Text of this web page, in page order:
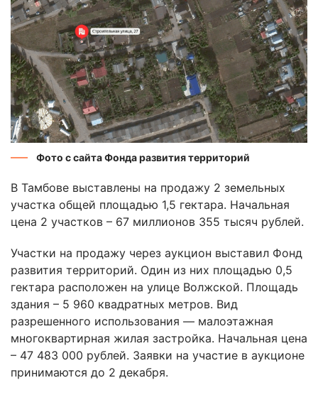
Фото с сайта Фонда развития территорий
В Тамбове выставлены на продажу 2 земельных
участка общей площадью 1,5 гектара. Начальная
цена 2 участков – 67 миллионов 355 тысяч рублей.
Участки на продажу через аукцион выставил Фонд
развития территорий. Один из них площадью 0,5
гектара расположен на улице Волжской. Площадь
здания – 5 960 квадратных метров. Вид
разрешенного использования — малоэтажная
многоквартирная жилая застройка. Начальная цена
– 47 483 000 рублей. Заявки на участие в аукционе
принимаются до 2 декабря.